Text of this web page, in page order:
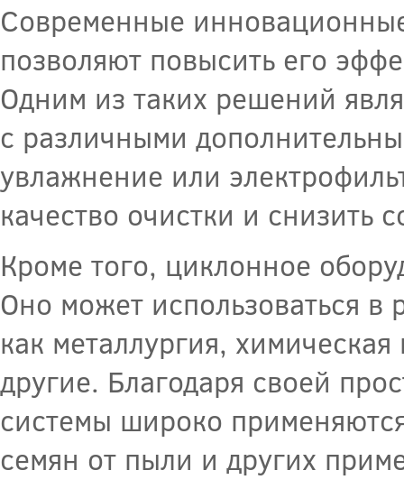
Современные
позволяют повысить его
Одним из таких решений
с различными
увлажнение или
качество очистки и снизить
Кроме того, циклонное
Оно может использоваться
как металлургия,
другие. Благодаря своей
системы широко
семян от пыли и других